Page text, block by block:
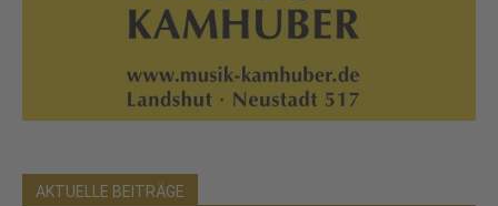
AKTUELLE BEITRÄGE